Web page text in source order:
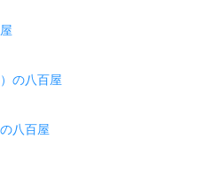
の八百屋
八百屋